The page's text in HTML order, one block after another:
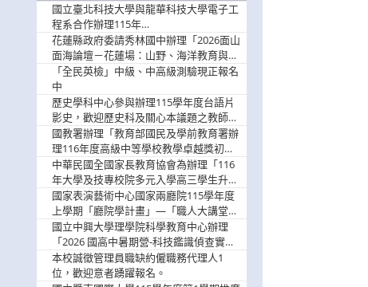
國立臺北科技大學與龍華科技大學電子工
程系合作辦理115年
「115.08.10~08.12「AI賦能應用於智慧半
導體研習營」，歡迎學生踴躍報名參加
花蓮縣政府委請秀林國中辦理「2026面山
面海論壇－花蓮場：山野、海洋教育與戶
外安全實務課程」，歡迎踴躍報名參加
「全民英檢」中級、中高級測驗現正報名
中
歷史學科中心參與辦理115學年度台語片
影史，歡迎歷史科及關心本議題之教師踴
躍報名參加
國教署辦理「教育部國民及學前教育署辦
理116年度高級中等學校教學卓越獎初選
實施計畫」，鼓勵教師踴躍報名
中華民國全國家長教育協會為辦理「116
年大學及技專校院多元入學高三學生升學
輔導家長說明會」
國家表演藝術中心國家兩廳院115學年度
上學期「廳院學計畫」—「職人大講堂」
及「一日體驗課程」，鼓勵踴躍報名參
與。
國立中興大學理學院科學教育中心辦理
「2026 國高中暑期營-科技鑑識偵查實戰
營」活動資訊，鼓勵學生踴躍報名參加。
本校誠徵管理員職缺約僱職務代理人1
位，歡迎意者踴躍報名。